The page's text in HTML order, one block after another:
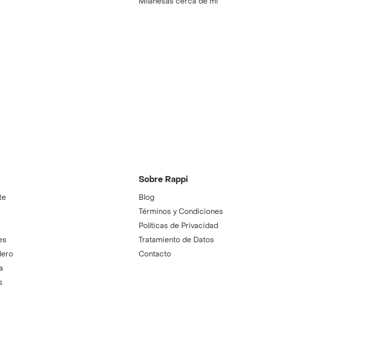
Sobre Rappi
Blog
Términos y Condiciones
Políticas de Privacidad
Tratamiento de Datos
Contacto